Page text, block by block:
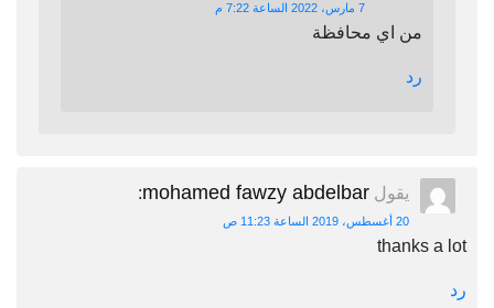
7 مارس، 2022 الساعة 7:22 م
من اي محافظة
رد
يقول mohamed fawzy abdelbar
:
20 أغسطس، 2019 الساعة 11:23 ص
thanks a lot
رد